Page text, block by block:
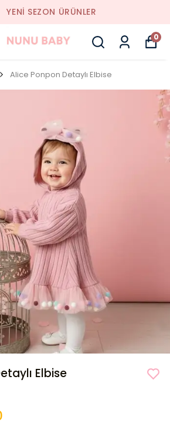
YENI SEZON ÜRÜNLER
0
Alice Ponpon Detaylı Elbise
Elbise